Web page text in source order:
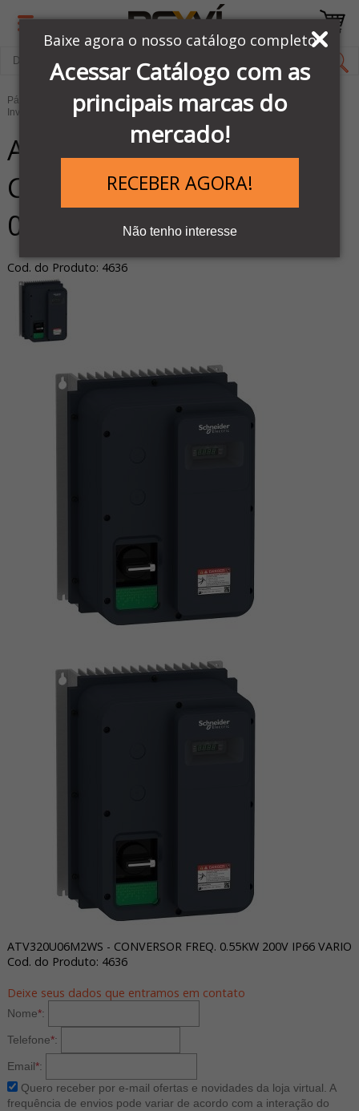
Baixe agora o nosso catálogo completo
Acessar Catálogo com as
principais marcas do
mercado!
RECEBER AGORA!
Não tenho interesse
Página Inicial
LINHA AUTOMAÇÃO SCHNEIDER
Inversores e Soft Starters
Inversores de frequência
ATV320U06M2WS -
CONVERSOR FREQ.
0.55KW 200V IP66 VARIO
Cod. do Produto: 4636
ATV320U06M2WS - CONVERSOR FREQ. 0.55KW 200V IP66 VARIO
Cod. do Produto: 4636
Deixe seus dados que entramos em contato
Nome*:
Telefone*:
Email*:
Quero receber por e-mail ofertas e novidades da loja virtual. A
frequência de envios pode variar de acordo com a interação do